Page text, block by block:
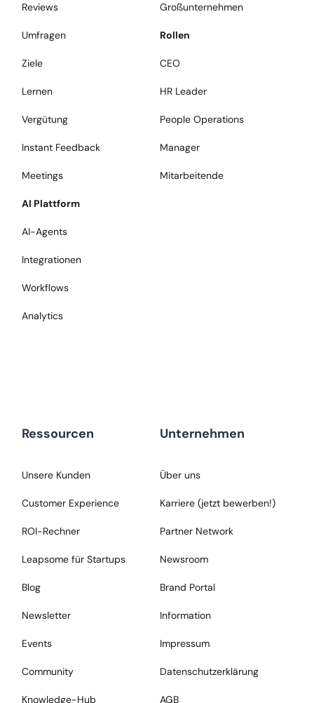
Reviews
Umfragen
Ziele
Lernen
Vergütung
Instant Feedback
Meetings
AI Plattform
AI-Agents
Integrationen
Workflows
Analytics
Großunternehmen
Rollen
CEO
HR Leader
People Operations
Manager
Mitarbeitende
Ressourcen
Unsere Kunden
Customer Experience
ROI-Rechner
Leapsome für Startups
Blog
Newsletter
Events
Community
Knowledge-Hub
Unternehmen
Über uns
Karriere (jetzt bewerben!)
Partner Network
Newsroom
Brand Portal
Information
Impressum
Datenschutzerklärung
AGB